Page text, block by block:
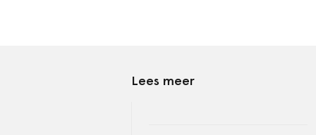
Lees meer